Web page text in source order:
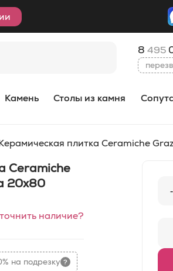
8 495
Камень Столы из камня
плитка Ceramiche
Ceramiche
20x80
наличие?
на подрезку
-